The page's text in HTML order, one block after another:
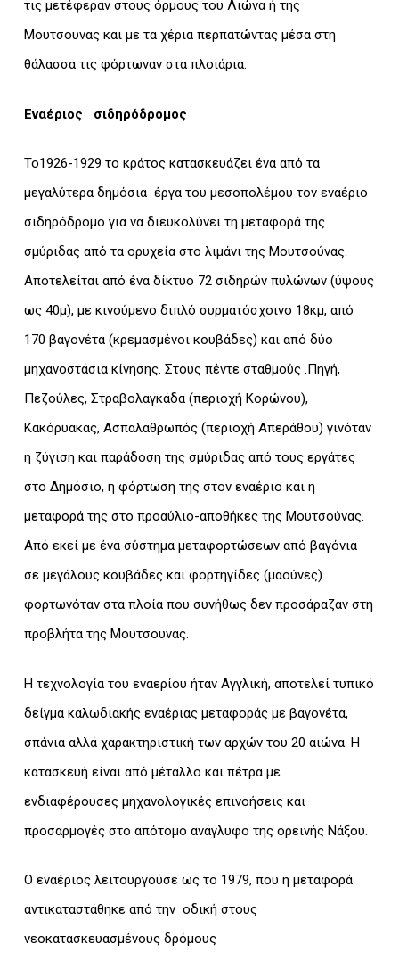
τις μετέφεραν στους όρμους του Λιώνα ή της
Μουτσουνας και με τα χέρια περπατώντας μέσα στη
θάλασσα τις φόρτωναν στα πλοιάρια.
Εναέριος σιδηρόδρομος
Το1926-1929 το κράτος κατασκευάζει ένα από τα
μεγαλύτερα δημόσια έργα του μεσοπολέμου τον εναέριο
σιδηρόδρομο για να διευκολύνει τη μεταφορά της
σμύριδας από τα ορυχεία στο λιμάνι της Μουτσούνας.
Αποτελείται από ένα δίκτυο 72 σιδηρών πυλώνων (ύψους
ως 40μ), με κινούμενο διπλό συρματόσχοινο 18κμ, από
170 βαγονέτα (κρεμασμένοι κουβάδες) και από δύο
μηχανοστάσια κίνησης. Στους πέντε σταθμούς .Πηγή,
Πεζούλες, Στραβολαγκάδα (περιοχή Κορώνου),
Κακόρυακας, Ασπαλαθρωπός (περιοχή Απεράθου) γινόταν
η ζύγιση και παράδοση της σμύριδας από τους εργάτες
στο Δημόσιο, η φόρτωση της στον εναέριο και η
μεταφορά της στο προαύλιο-αποθήκες της Μουτσούνας.
Από εκεί με ένα σύστημα μεταφορτώσεων από βαγόνια
σε μεγάλους κουβάδες και φορτηγίδες (μαούνες)
φορτωνόταν στα πλοία που συνήθως δεν προσάραζαν στη
προβλήτα της Μουτσουνας.
Η τεχνολογία του εναερίου ήταν Αγγλική, αποτελεί τυπικό
δείγμα καλωδιακής εναέριας μεταφοράς με βαγονέτα,
σπάνια αλλά χαρακτηριστική των αρχών του 20 αιώνα. Η
κατασκευή είναι από μέταλλο και πέτρα με
ενδιαφέρουσες μηχανολογικές επινοήσεις και
προσαρμογές στο απότομο ανάγλυφο της ορεινής Νάξου.
Ο εναέριος λειτουργούσε ως το 1979, που η μεταφορά
αντικαταστάθηκε από την οδική στους
νεοκατασκευασμένους δρόμους